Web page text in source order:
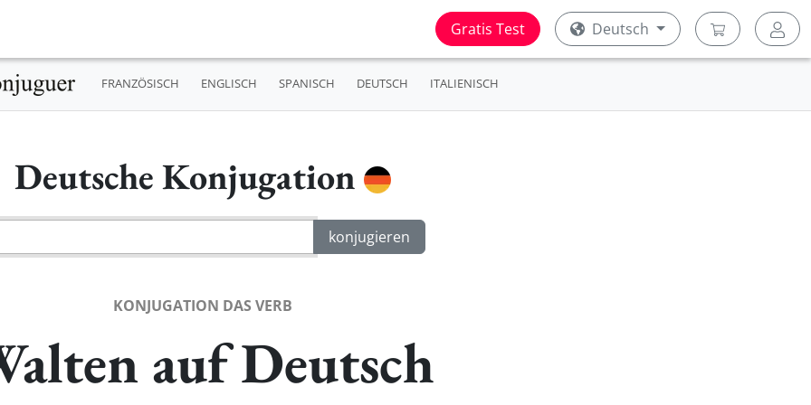
Gratis Test Deutsch
FRANZÖSISCH ENGLISCH SPANISCH DEUTSCH ITALIENISCH
Deutsche Konjugation
KONJUGATION DAS VERB
auf Deutsch